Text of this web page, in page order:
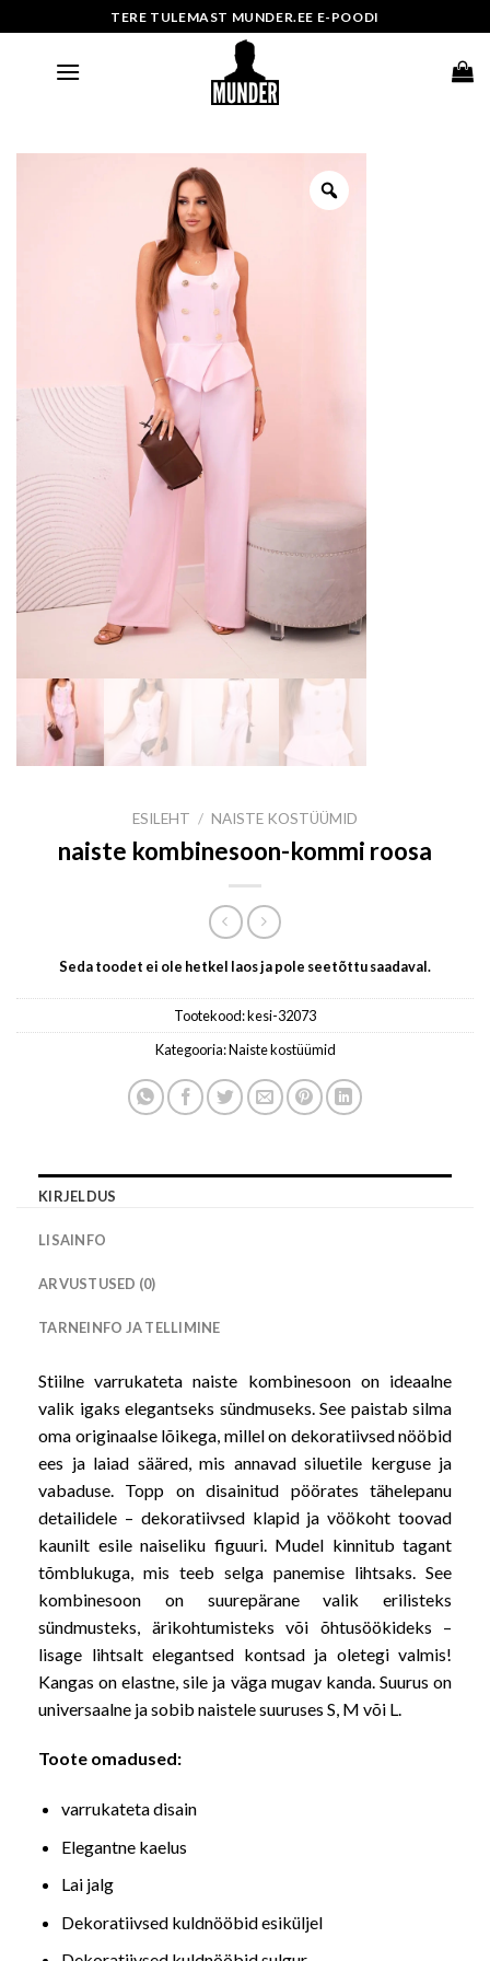
to
TERE TULEMAST MUNDER.EE E-POODI
ESILEHT / NAISTE KOSTÜÜMID
naiste kombinesoon-kommi roosa
Seda toodet ei ole hetkel laos ja pole seetõttu saadaval.
Tootekood:kesi-32073
Kategooria:Naiste kostüümid
KIRJELDUS
LISAINFO
ARVUSTUSED (0)
TARNEINFO JA TELLIMINE
Stiilne varrukateta naiste kombinesoon on ideaalne
valik igaks elegantseks sündmuseks. See paistab silma
oma originaalse lõikega, millel on dekoratiivsed nööbid
ees ja laiad sääred, mis annavad siluetile kerguse ja
vabaduse. Topp on disainitud pöörates tähelepanu
detailidele – dekoratiivsed klapid ja vöökoht toovad
kaunilt esile naiseliku figuuri. Mudel kinnitub tagant
tõmblukuga, mis teeb selga panemise lihtsaks. See
kombinesoon on suurepärane valik erilisteks
sündmusteks, ärikohtumisteks või õhtusöökideks –
lisage lihtsalt elegantsed kontsad ja oletegi valmis!
Kangas on elastne, sile ja väga mugav kanda. Suurus on
universaalne ja sobib naistele suuruses S, M või L.
Toote omadused:
varrukateta disain
Elegantne kaelus
Lai jalg
Dekoratiivsed kuldnööbid esiküljel